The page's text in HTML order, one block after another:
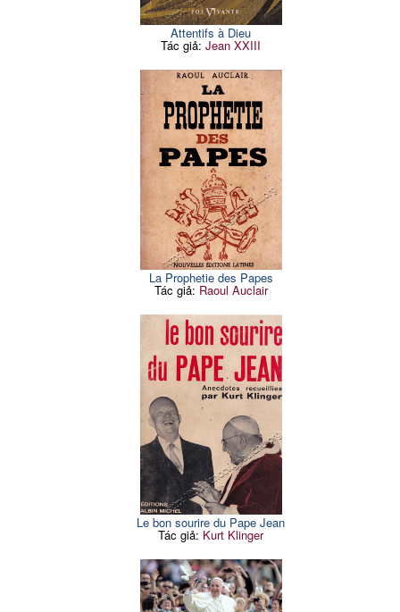
Attentifs à Dieu
Tác giả:Jean XXIII
La Prophetie des Papes
Tác giả: Raoul Auclair
Le bon sourire du Pape Jean
Tác giả: Kurt Klinger